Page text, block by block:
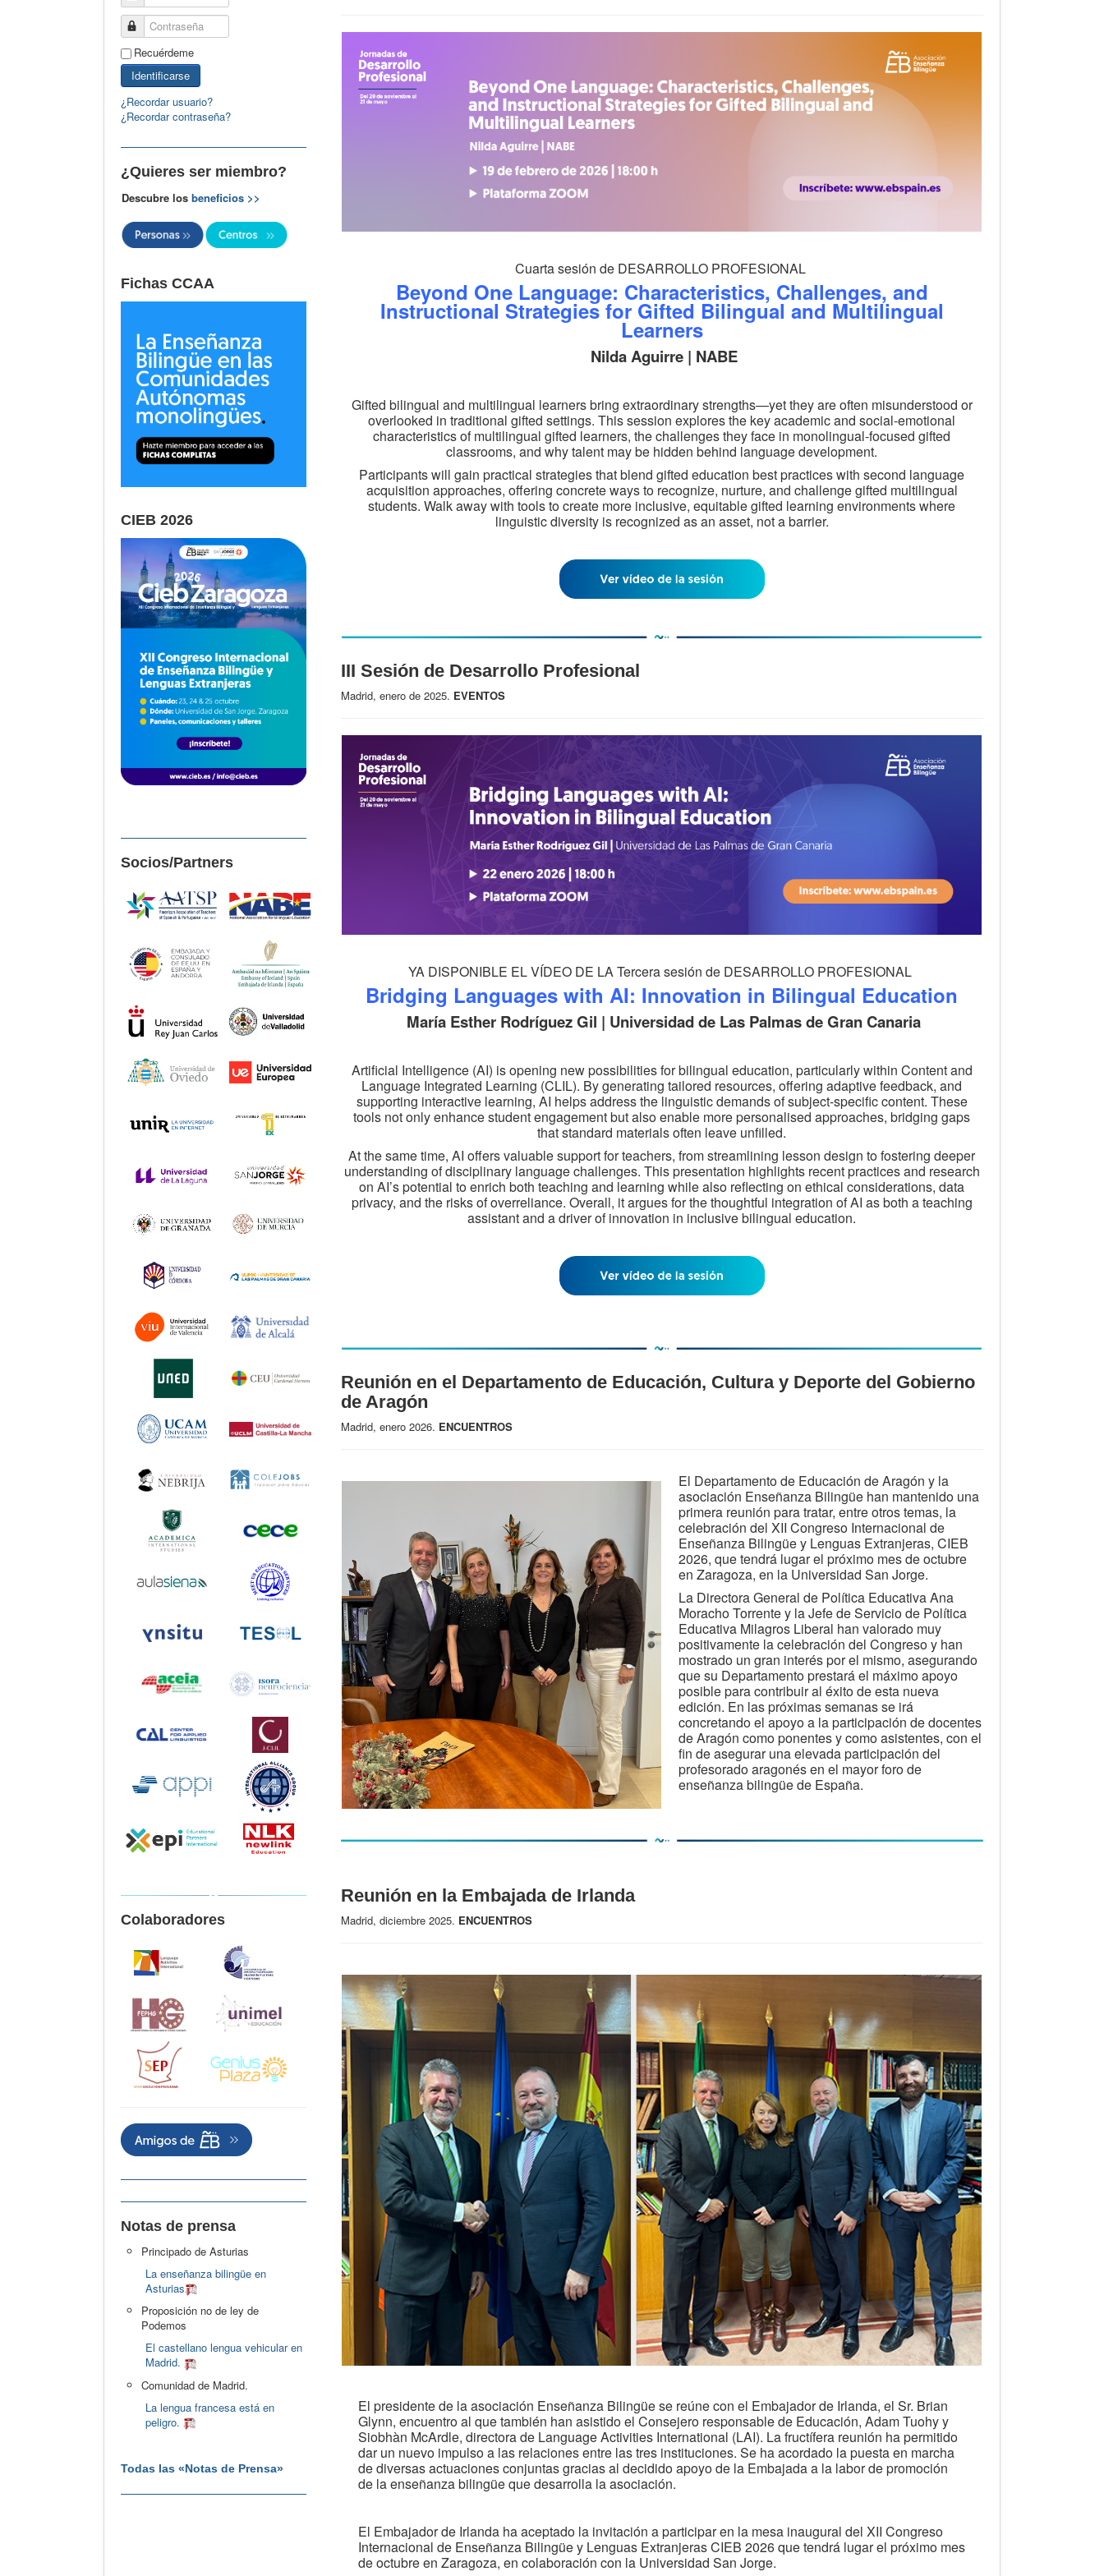
Contraseña
Recuérdeme
Identificarse
¿Recordar usuario?
¿Recordar contraseña?
¿Quieres ser miembro?
Descubre los beneficios >>
Fichas CCAA
CIEB 2026
Socios/Partners
Colaboradores
Notas de prensa
Principado de Asturias
La enseñanza bilingüe en
Asturias
Proposición no de ley de
Podemos
El castellano lengua vehicular en
Madrid.
Comunidad de Madrid.
La lengua francesa está en
peligro.
Todas las «Notas de Prensa»
Cuarta sesión de DESARROLLO PROFESIONAL
Beyond One Language: Characteristics, Challenges, and
Instructional Strategies for Gifted Bilingual and Multilingual
Learners
Nilda Aguirre | NABE
Gifted bilingual and multilingual learners bring extraordinary strengths—yet they are often misunderstood or
overlooked in traditional gifted settings. This session explores the key academic and social-emotional
characteristics of multilingual gifted learners, the challenges they face in monolingual-focused gifted
classrooms, and why talent may be hidden behind language development.
Participants will gain practical strategies that blend gifted education best practices with second language
acquisition approaches, offering concrete ways to recognize, nurture, and challenge gifted multilingual
students. Walk away with tools to create more inclusive, equitable gifted learning environments where
linguistic diversity is recognized as an asset, not a barrier.
III Sesión de Desarrollo Profesional
Madrid, enero de 2025. EVENTOS
YA DISPONIBLE EL VÍDEO DE LA Tercera sesión de DESARROLLO PROFESIONAL
Bridging Languages with AI: Innovation in Bilingual Education
María Esther Rodríguez Gil | Universidad de Las Palmas de Gran Canaria
Artificial Intelligence (AI) is opening new possibilities for bilingual education, particularly within Content and
Language Integrated Learning (CLIL). By generating tailored resources, offering adaptive feedback, and
supporting interactive learning, AI helps address the linguistic demands of subject-specific content. These
tools not only enhance student engagement but also enable more personalised approaches, bridging gaps
that standard materials often leave unfilled.
At the same time, AI offers valuable support for teachers, from streamlining lesson design to fostering deeper
understanding of disciplinary language challenges. This presentation highlights recent practices and research
on AI’s potential to enrich both teaching and learning while also reflecting on ethical considerations, data
privacy, and the risks of overreliance. Overall, it argues for the thoughtful integration of AI as both a teaching
assistant and a driver of innovation in inclusive bilingual education.
Reunión en el Departamento de Educación, Cultura y Deporte del Gobierno
de Aragón
Madrid, enero 2026. ENCUENTROS
El Departamento de Educación de Aragón y la
asociación Enseñanza Bilingüe han mantenido una
primera reunión para tratar, entre otros temas, la
celebración del XII Congreso Internacional de
Enseñanza Bilingüe y Lenguas Extranjeras, CIEB
2026, que tendrá lugar el próximo mes de octubre
en Zaragoza, en la Universidad San Jorge.
La Directora General de Política Educativa Ana
Moracho Torrente y la Jefe de Servicio de Política
Educativa Milagros Liberal han valorado muy
positivamente la celebración del Congreso y han
mostrado un gran interés por el mismo, asegurando
que su Departamento prestará el máximo apoyo
posible para contribuir al éxito de esta nueva
edición. En las próximas semanas se irá
concretando el apoyo a la participación de docentes
de Aragón como ponentes y como asistentes, con el
fin de asegurar una elevada participación del
profesorado aragonés en el mayor foro de
enseñanza bilingüe de España.
Reunión en la Embajada de Irlanda
Madrid, diciembre 2025. ENCUENTROS
El presidente de la asociación Enseñanza Bilingüe se reúne con el Embajador de Irlanda, el Sr. Brian
Glynn, encuentro al que también han asistido el Consejero responsable de Educación, Adam Tuohy y
Siobhàn McArdle, directora de Language Activities International (LAI). La fructífera reunión ha permitido
dar un nuevo impulso a las relaciones entre las tres instituciones. Se ha acordado la puesta en marcha
de diversas actuaciones conjuntas gracias al decidido apoyo de la Embajada a la labor de promoción
de la enseñanza bilingüe que desarrolla la asociación.
El Embajador de Irlanda ha aceptado la invitación a participar en la mesa inaugural del XII Congreso
Internacional de Enseñanza Bilingüe y Lenguas Extranjeras CIEB 2026 que tendrá lugar el próximo mes
de octubre en Zaragoza, en colaboración con la Universidad San Jorge.